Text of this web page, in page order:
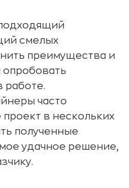
смелых
преимущества и
опробовать
работе.
часто
в нескольких
полученные
удачное решение,